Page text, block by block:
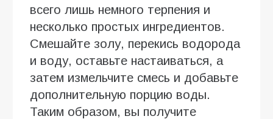
всего лишь немного терпения и
несколько простых ингредиентов.
Смешайте золу, перекись водорода
и воду, оставьте настаиваться, а
затем измельчите смесь и добавьте
дополнительную порцию воды.
Таким образом, вы получите